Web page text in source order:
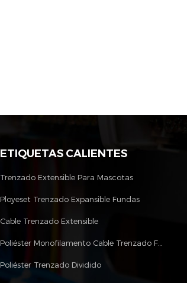
ETIQUETAS CALIENTES
Trenzado Extensible Para Mascotas
Ployeset Trenzado Expansible Fundas
Cable Trenzado Extensible
Poliéster Monofilamento Cable Trenzado Fundas
Poliéster Trenzado Dividido